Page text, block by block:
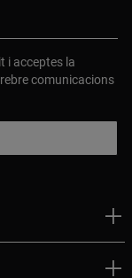
i acceptes la
comunicacions